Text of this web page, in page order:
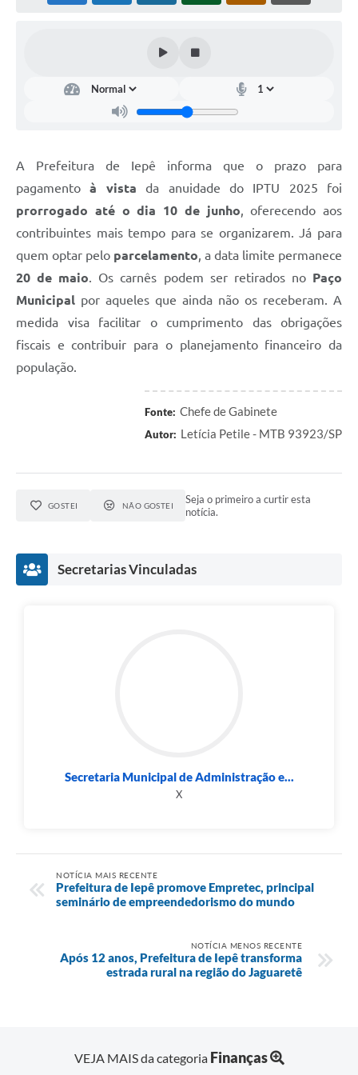
Legislação
Notícias
Links
Serviços Online
A Prefeitura
A Prefeitura de Iepê informa que o prazo para
pagamentoà vista da anuidade do IPTU 2025 foi
prorrogado até o dia 10 de junho, oferecendo aos
contribuintes mais tempo para se organizarem. Já para
quem optar pelo parcelamento, a data limite permanece
20 de maio. Os carnês podem ser retirados no Paço
Municipal por aqueles que ainda não os receberam. A
medida visa facilitar o cumprimento das obrigações
fiscais e contribuir para o planejamento financeiro da
população.
Fonte: Chefe de Gabinete
Autor: Letícia Petile - MTB 93923/SP
GOSTEI NÃO GOSTEI
Seja o primeiro a curtir esta
notícia.
Secretarias Vinculadas
Secretaria Municipal de Administração e...
X
NOTÍCIA MAIS RECENTE
Prefeitura de Iepê promove Empretec, principal
seminário de empreendedorismo do mundo
NOTÍCIA MENOS RECENTE
Após 12 anos, Prefeitura de Iepê transforma
estrada rural na região do Jaguaretê
VEJA MAIS da categoria Finanças